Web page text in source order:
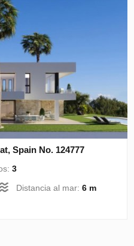
Spain No. 124777
3
Distancia al mar:6 m